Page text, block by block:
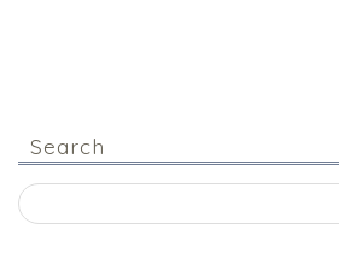
Search